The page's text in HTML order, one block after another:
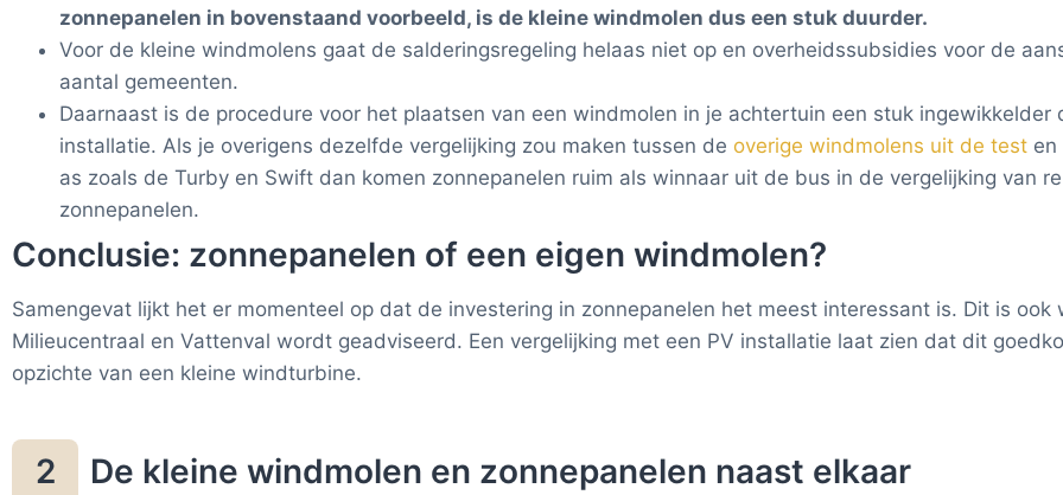
zonnepanelen in bovenstaand voorbeeld, is de kleine windmolen dus een stuk duurder.
Voor de kleine windmolens gaat de salderingsregeling helaas niet op en overheidssubsidies voor de
aantal gemeenten.
Daarnaast is de procedure voor het plaatsen van een windmolen in je achtertuin een stuk ingewikkelder
installatie. Als je overigens dezelfde vergelijking zou maken tussen de overige windmolens uit de test en
as zoals de Turby en Swift dan komen zonnepanelen ruim als winnaar uit de bus in de vergelijking van
zonnepanelen.
Conclusie: zonnepanelen of een eigen windmolen?
Samengevat lijkt het er momenteel op dat de investering in zonnepanelen het meest interessant is. Dit is ook
Milieucentraal en Vattenval wordt geadviseerd. Een vergelijking met een PV installatie laat zien dat dit
opzichte van een kleine windturbine.
2 De kleine windmolen en zonnepanelen naast elkaar